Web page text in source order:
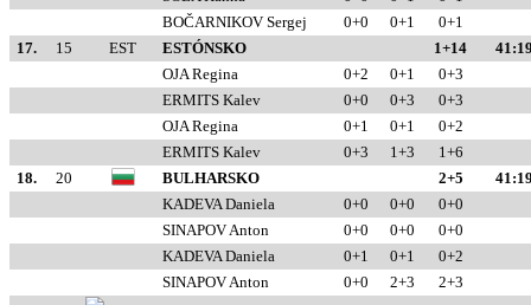
BOČARNIKOV Sergej
0+0 0+1
0+1
17.
15 EST ESTÓNSKO 1+14
OJA Regina
0+2 0+1
0+3
ERMITS Kalev
0+0 0+3
0+3
OJA Regina
0+1 0+1
0+2
ERMITS Kalev
0+3 1+3
1+6
18.
20 BULHARSKO 2+5
KADEVA Daniela
0+0 0+0
0+0
SINAPOV Anton
0+0 0+0
0+0
KADEVA Daniela
0+1 0+1
0+2
SINAPOV Anton
0+0 2+3
2+3